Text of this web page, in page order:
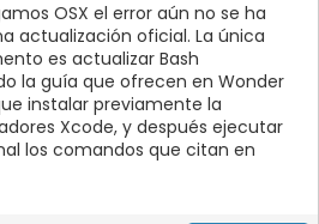
OSX el error aún no se ha
actualización oficial. La única
es actualizar Bash
la guía que ofrecen en Wonder
instalar previamente la
Xcode, y después ejecutar
los comandos que citan en